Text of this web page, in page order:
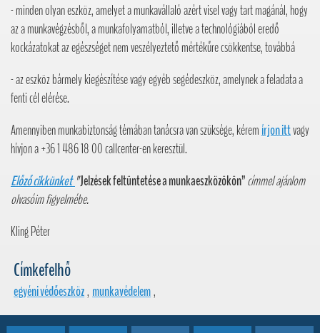
- minden olyan eszköz, amelyet a munkavállaló azért visel vagy tart magánál, hogy
az a munkavégzésből, a munkafolyamatból, illetve a technológiából eredő
kockázatokat az egészséget nem veszélyeztető mértékűre csökkentse, továbbá
- az eszköz bármely kiegészítése vagy egyéb segédeszköz, amelynek a feladata a
fenti cél elérése.
Amennyiben munkabiztonság témában tanácsra van szüksége, kéremírjon ittvagy
hívjon a +36 1 486 18 00 callcenter-en keresztül.
Előző cikkünket"Jelzések feltüntetése a munkaeszközökön”címmel ajánlom
olvasóim figyelmébe.
Kling Péter
Címkefelhő
egyéni védőeszköz,munkavédelem,